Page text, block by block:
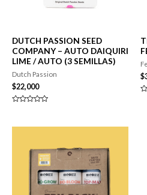
DUTCH PASSION SEED
COMPANY – AUTO DAIQUIRI
LIME / AUTO (3 SEMILLAS)
Dutch Passion
$22,000
de
$